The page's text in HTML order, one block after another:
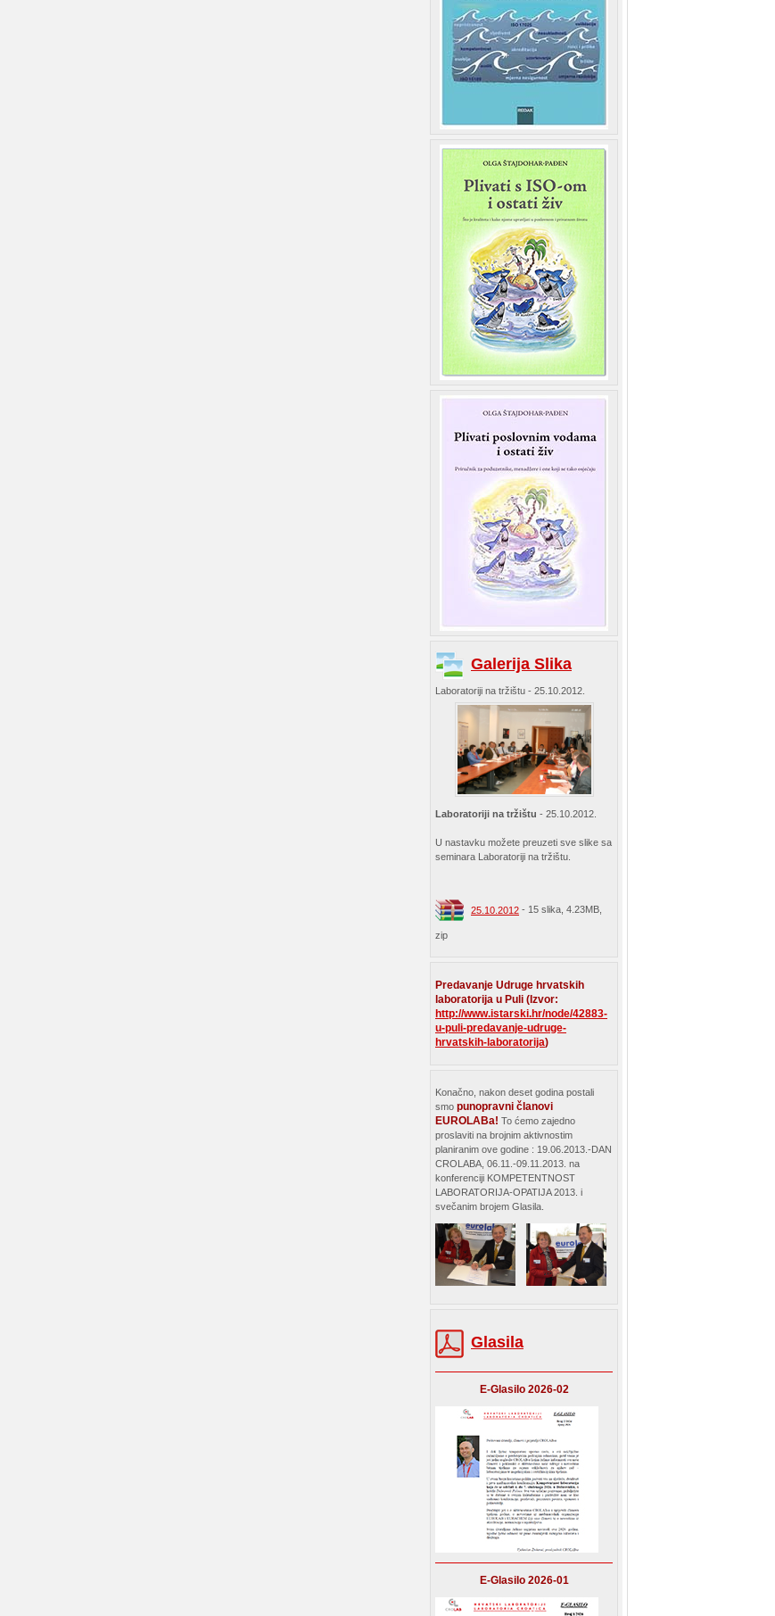
Galerija Slika
Laboratoriji na tržištu - 25.10.2012.
Laboratoriji na tržištu - 25.10.2012.
U nastavku možete preuzeti sve slike sa
seminara Laboratoriji na tržištu.
25.10.2012 - 15 slika, 4.23MB,
zip
Predavanje Udruge hrvatskih
laboratorija u Puli (Izvor:
http://www.istarski.hr/node/42883-
u-puli-predavanje-udruge-
hrvatskih-laboratorija)
Konačno, nakon deset godina postali
smo punopravni članovi
EUROLABa! To ćemo zajedno
proslaviti na brojnim aktivnostim
planiranim ove godine : 19.06.2013.-DAN
CROLABA, 06.11.-09.11.2013. na
konferenciji KOMPETENTNOST
LABORATORIJA-OPATIJA 2013. i
svečanim brojem Glasila.
Glasila
E-Glasilo 2026-02
E-Glasilo 2026-01